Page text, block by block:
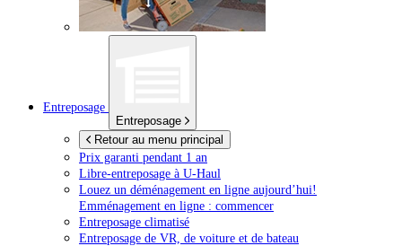
Entreposage
Entreposage
Retour au menu principal
Prix garanti pendant 1 an
Libre-entreposage à U-Haul
Louez un déménagement en ligne aujourd’hui!
Emménagement en ligne : commencer
Entreposage climatisé
Entreposage de VR, de voiture et de bateau